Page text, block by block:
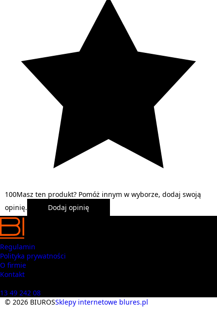
100Masz ten produkt? Pomóż innym w wyborze, dodaj swoją
opinię.
Dodaj opinię
Regulamin
Polityka prywatności
O firmie
Kontakt
13 49 242 08
© 2026 BIUROSSklepy internetowe blures.pl